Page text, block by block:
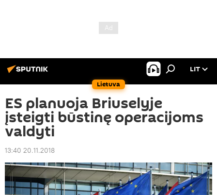
Lietuva
LIT
ES planuoja Briuselyje
įsteigti būstinę operacijoms
valdyti
13:40 20.11.2018